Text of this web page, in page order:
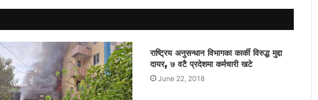
राष्ट्रिय अनुसन्धान विभागका कार्की विरुद्ध मुद्दा
दायर, ७ वटै प्रदेशमा कर्मचारी खटे
June 22, 2018